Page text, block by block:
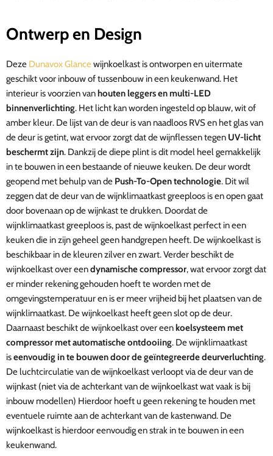
Ontwerp en Design
Deze Dunavox Glancewijnkoelkast is ontworpen en uitermate
geschikt voor inbouw of tussenbouw in een keukenwand. Het
interieur is voorzien vanhouten leggers en multi-LED
binnenverlichting. Het licht kan worden ingesteld op blauw, wit of
amber kleur. De lijst van de deur is van naadloos RVS en het glas van
de deur is getint, wat ervoor zorgt dat de wijnflessen tegen UV-licht
beschermt zijn. Dankzij de diepe plint is dit model heel gemakkelijk
in te bouwen in een bestaande of nieuwe keuken. De deur wordt
geopend met behulp vande Push-To-Open technologie. Dit wil
zeggen dat de deur van de wijnklimaatkast greeploos is en open gaat
door bovenaan op de wijnkast te drukken. Doordat de
wijnklimaatkast greeploos is, past de wijnkoelkast perfect in een
keuken die in zijn geheel geen handgrepen heeft. De wijnkoelkast is
beschikbaar in de kleuren zilver en zwart.Verder beschikt de
wijnkoelkast over eendynamische compressor, wat ervoor zorgt dat
er minder rekening gehouden hoeft te worden met de
omgevingstemperatuur en is er meer vrijheid bij het plaatsen van de
wijnklimaatkast. De wijnkoelkast heeft geen slot op de deur.
Daarnaast beschikt de wijnkoelkast over eenkoelsysteem met
compressor met automatische ontdooiing. De wijnklimaatkast
iseenvoudig in te bouwen door de geïntegreerde deurverluchting.
De luchtcirculatie van de wijnkoelkast verloopt via de deur van de
wijnkast (niet via de achterkant van de wijnkoelkast wat vaak is bij
inbouw modellen) Hierdoor hoeft u geen rekening te houden met
eventuele ruimte aan de achterkant van de kastenwand. De
wijnkoelkast is hierdoor eenvoudig en strak in te bouwen in een
keukenwand.